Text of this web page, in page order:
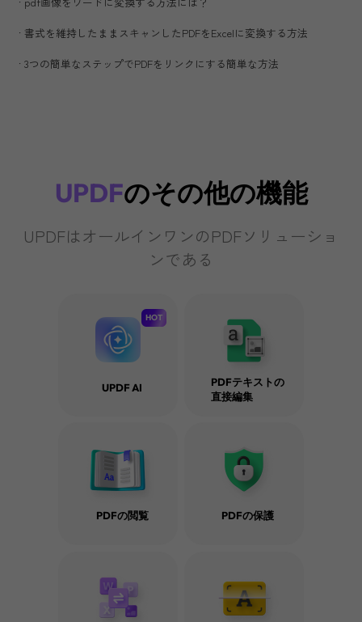
透かし、フッターとヘッダー、ベイツ番号
などを一括削除します。
ツ
UPDFのその他の機能
UPDFはオールインワンのPDFソリューショ
ンである
UPDF AI
HOT
PDFテキストの
直接編集
PDFの閲覧 PDFの保護